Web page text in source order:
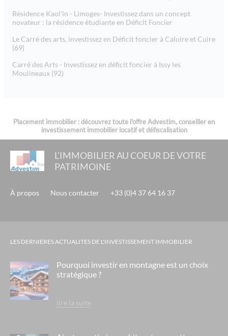
Résidence Kaol'in - Limoges- Investissez dans un concept
novateur : la résidence étudiante en Déficit Foncier
Le Carré des arts, investissez en Déficit foncier à Caluire et Cuire
(69)
Carré des Arts - Investissez en déficit foncier à Issy les
Moulineaux (92)
Placement immobilier : découvrez toute l'offre Advestim, conseiller en
investissement immobilier locatif et défiscalisation
L'IMMOBILIER AU COEUR DE VOTRE
PATRIMOINE
À propos Nous contacter +33 (0)4 37 64 16 37
LES DERNIERES ACTUALITES DE L'INVESTISSEMENT IMMOBILIER
Pourquoi investir en montagne est un choix
stratégique ?
lire la suite